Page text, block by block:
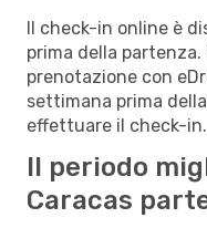
Il check-in online è
prima della
prenotazione con
settimana prima
effettuare il check-in.
Il periodo
Caracas